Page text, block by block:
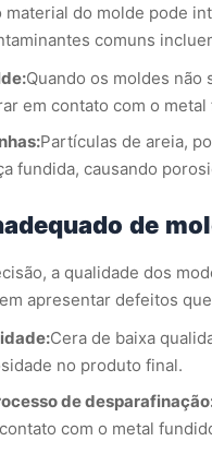
material do molde pode
comuns
Quando os moldes não
em contato com o
Partículas de areia,
fundida, causando
de
a qualidade dos
apresentar defeitos
Cera de baixa
no produto final.
de
com o metal